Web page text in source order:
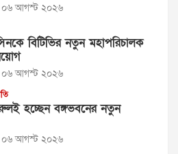
০৬ আগস্ট ২০২৬
বিটিভির নতুন মহাপরিচালক
০৬ আগস্ট ২০২৬
হচ্ছেন বঙ্গভবনের নতুন
০৬ আগস্ট ২০২৬